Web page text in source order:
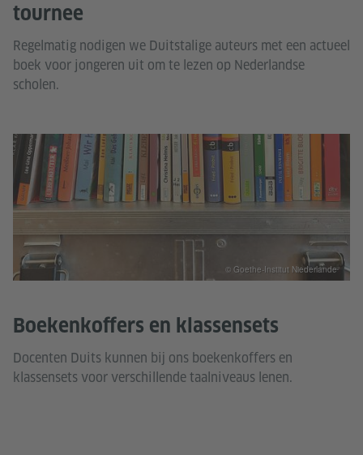
tournee
Regelmatig nodigen we Duitstalige auteurs met een actueel
boek voor jongeren uit om te lezen op Nederlandse
scholen.
Boekenkoffers en klassensets
Docenten Duits kunnen bij ons boekenkoffers en
klassensets voor verschillende taalniveaus lenen.
© Goethe-Institut Niederlande